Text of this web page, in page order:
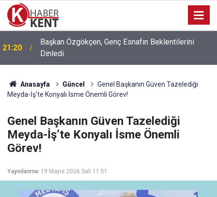
21:20
Başkan Özgökçen, Genç Esnafın Beklentilerini
Dinledi
Anasayfa Güncel
Genel Başkanın Güven Tazelediği
Meyda-İş’te Konyalı İsme Önemli Görev!
Genel Başkanın Güven Tazelediği
Meyda-İş’te Konyalı İsme Önemli
Görev!
Yayınlanma: 19 Mayıs 2026 Salı 11:51